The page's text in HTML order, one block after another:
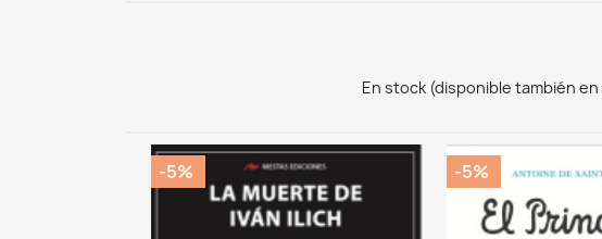
En stock (disponible también
-5% -5%